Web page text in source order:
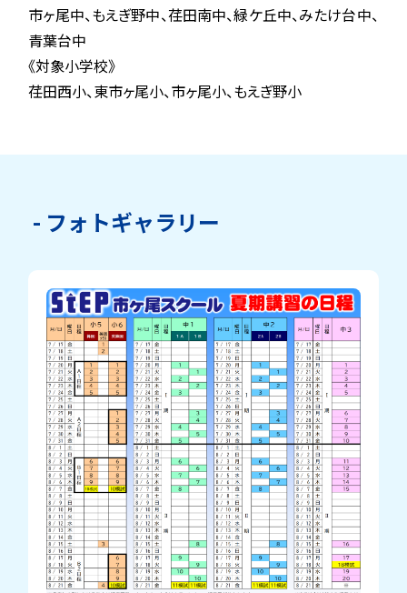
市ヶ尾中、もえぎ野中、荏田南中、緑ケ丘中、みたけ台中、
青葉台中
《対象小学校》
荏田西小、東市ヶ尾小、市ヶ尾小、もえぎ野小
- フォトギャラリー